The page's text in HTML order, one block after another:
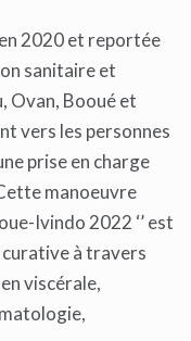
2020 et reportée
sanitaire et
Ovan, Booué et
vers les personnes
prise en charge
manoeuvre
Ivindo 2022 ‘’ est
curative à travers
viscérale,